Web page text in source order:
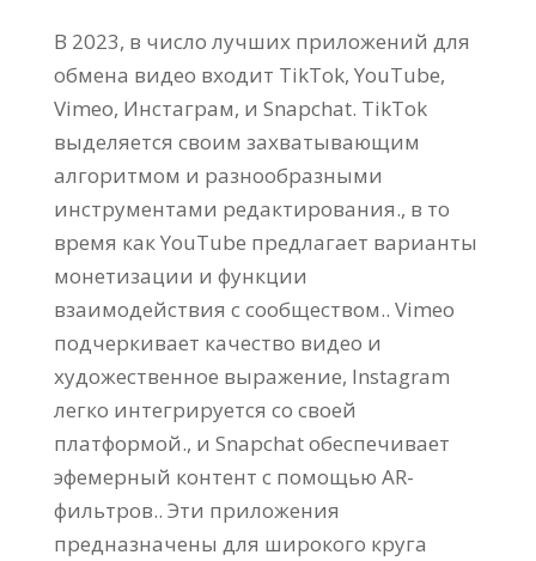
В 2023, в число лучших приложений для
обмена видео входит TikTok, YouTube,
Vimeo, Инстаграм, и Snapchat. TikTok
выделяется своим захватывающим
алгоритмом и разнообразными
инструментами редактирования., в то
время как YouTube предлагает варианты
монетизации и функции
взаимодействия с сообществом.. Vimeo
подчеркивает качество видео и
художественное выражение, Instagram
легко интегрируется со своей
платформой., и Snapchat обеспечивает
эфемерный контент с помощью AR-
фильтров.. Эти приложения
предназначены для широкого круга